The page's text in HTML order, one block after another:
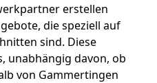
erstellen
die speziell auf
sind. Diese
unabhängig davon, ob
von Gammertingen